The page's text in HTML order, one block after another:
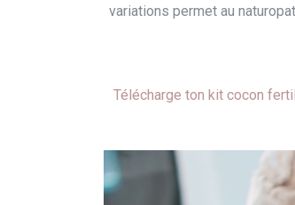
variations permet au
Télécharge ton kit cocon